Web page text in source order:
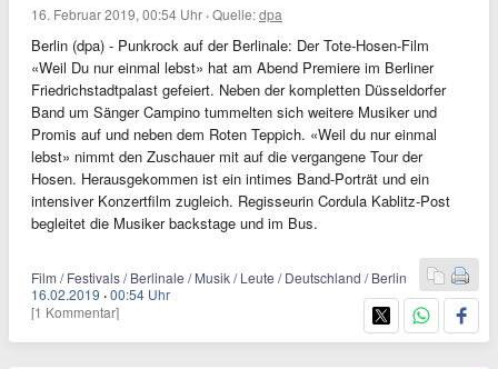
16. Februar 2019, 00:54 Uhr ·Quelle:dpa
Berlin (dpa) - Punkrock auf der Berlinale: Der Tote-Hosen-Film
«Weil Du nur einmal lebst» hat am Abend Premiere im Berliner
Friedrichstadtpalast gefeiert. Neben der kompletten Düsseldorfer
Band um Sänger Campino tummelten sich weitere Musiker und
Promis auf und neben dem Roten Teppich. «Weil du nur einmal
lebst» nimmt den Zuschauer mit auf die vergangene Tour der
Hosen. Herausgekommen ist ein intimes Band-Porträt und ein
intensiver Konzertfilm zugleich. Regisseurin Cordula Kablitz-Post
begleitet die Musiker backstage und im Bus.
Film / Festivals / Berlinale / Musik / Leute / Deutschland / Berlin
16.02.2019 ·00:54 Uhr
[1 Kommentar]